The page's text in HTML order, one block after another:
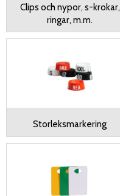
Clips och nypor, s-krokar,
ringar, m.m.
Storleksmarkering